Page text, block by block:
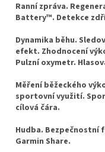
Ranní zpráva.
Battery™. Detekce
Dynamika běhu.
efekt. Zhodnocení
Pulzní oxymetr.
Měření běžeckého
sportovní využití.
cílová čára.
Hudba. Bezpečnostní
Garmin Share.